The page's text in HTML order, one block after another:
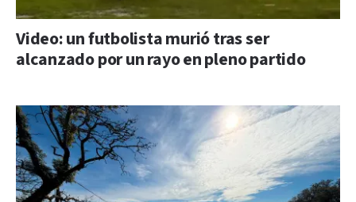
Video: un futbolista murió tras ser
alcanzado por un rayo en pleno partido